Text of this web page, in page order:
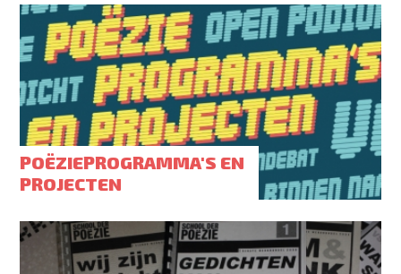
POËZIEPROGRAMMA'S EN
PROJECTEN